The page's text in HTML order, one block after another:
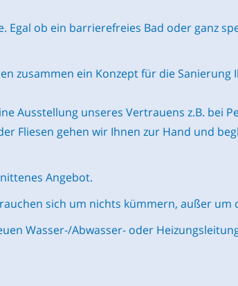
ob ein barrierefreies Bad oder ganz
zusammen ein Konzept für die Sanierung
Ausstellung unseres Vertrauens z.B. bei
Fliesen gehen wir Ihnen zur Hand und
Angebot.
sich um nichts kümmern, außer um
Wasser-/Abwasser- oder